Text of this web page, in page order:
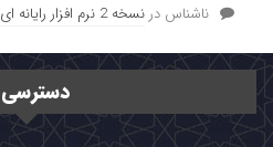
ناشناس در نسخه 2 نرم افزار رایانه ای و اندروید آثار علامه مصباح+ دانلود